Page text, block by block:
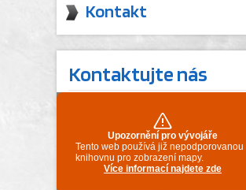
Kontakt
Kontaktujte nás